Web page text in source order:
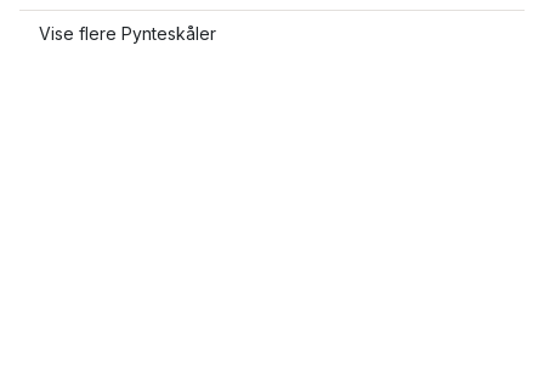
Vise flere Pynteskåler